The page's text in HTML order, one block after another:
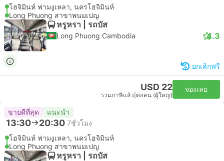
โฮจิมินห์ ฟามงูเหลา, นครโฮจิมินห์
Long Phuong สาขาพนมเปญ
หรูหรา | รถบัส
Long Phuong Cambodia 4.3
ยกเลิกฟรี
USD 22
รวมภาษีแล้ว ต่อคน (ผู้ใหญ่)
จองเลย
ขายดีที่สุด แนะนำ
13:30 20:30 7ชั่วโมง
โฮจิมินห์ ฟามงูเหลา, นครโฮจิมินห์
Long Phuong สาขาพนมเปญ
หรูหรา | รถบัส